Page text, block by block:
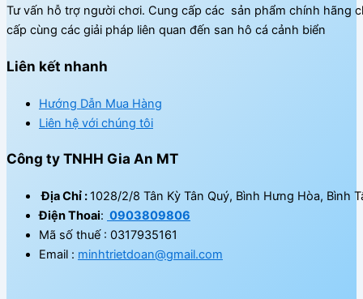
Tư vấn hỗ trợ người chơi. Cung cấp các sản phẩm chính hãng
cấp cùng các giải pháp liên quan đến san hô cá cảnh biển
Liên kết nhanh
Hướng Dẫn Mua Hàng
Liên hệ với chúng tôi
Công ty TNHH Gia An MT
Địa Chỉ :1028/2/8 Tân Kỳ Tân Quý, Bình Hưng Hòa, Bình
Điện Thoai: 0903809806
Mã số thuế : 0317935161
Email : minhtrietdoan@gmail.com